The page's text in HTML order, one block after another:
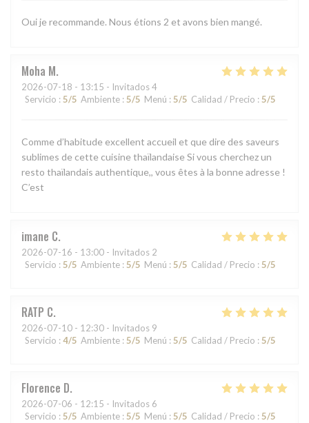
Oui je recommande. Nous étions 2 et avons bien mangé.
Moha M
2026-07-18 - 13:15 - Invitados 4
Servicio : 5/5 Ambiente : 5/5 Menú : 5/5 Calidad / Precio : 5/5
Comme d’habitude excellent accueil et que dire des saveurs
sublimes de cette cuisine thaïlandaise Si vous cherchez un
resto thaïlandais authentique,, vous êtes à la bonne adresse !
C’est
imane C
2026-07-16 - 13:00 - Invitados 2
Servicio : 5/5 Ambiente : 5/5 Menú : 5/5 Calidad / Precio : 5/5
RATP C
2026-07-10 - 12:30 - Invitados 9
Servicio : 4/5 Ambiente : 5/5 Menú : 5/5 Calidad / Precio : 5/5
Florence D
2026-07-06 - 12:15 - Invitados 6
Servicio : 5/5 Ambiente : 5/5 Menú : 5/5 Calidad / Precio : 5/5